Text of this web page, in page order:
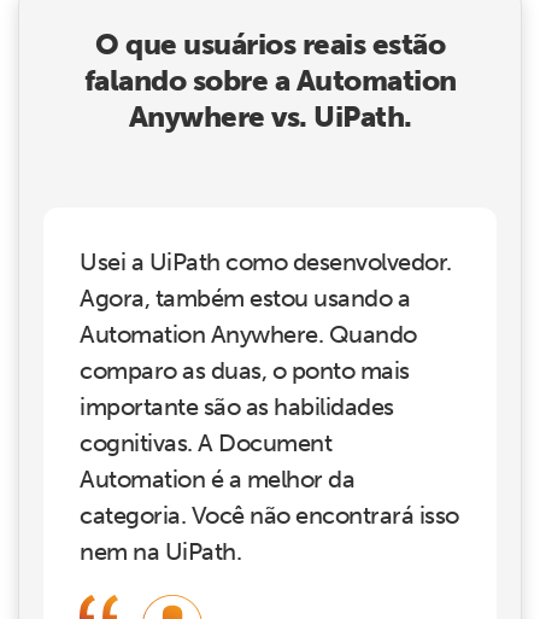
O que usuários reais estão
falando sobre a Automation
Anywhere vs. UiPath.
Usei a UiPath como desenvolvedor.
Agora, também estou usando a
Automation Anywhere. Quando
comparo as duas, o ponto mais
importante são as habilidades
cognitivas. A Document
Automation é a melhor da
categoria. Você não encontrará isso
nem na UiPath.